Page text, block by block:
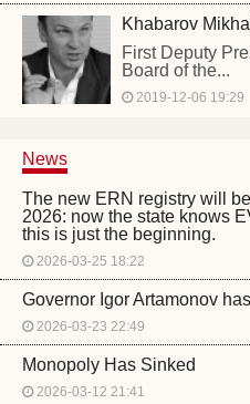
Khabarov
First Deputy
Board of the...
2019-12-06 19:29
News
The new ERN registry will
2026: now the state knows
this is just the beginning.
2026-03-25 18:22
Governor Igor Artamonov
2026-03-23 22:49
Monopoly Has Sinked
2026-03-12 21:41